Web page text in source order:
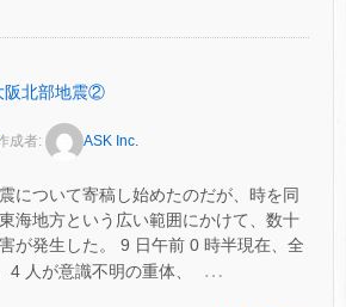
阪北部地震②
成者: ASK Inc.
について寄稿し始めたのだが、時を同
海地方という広い範囲にかけて、数十
が発生した。 9 日午前 0 時半現在、全
4 人が意識不明の重体、
…